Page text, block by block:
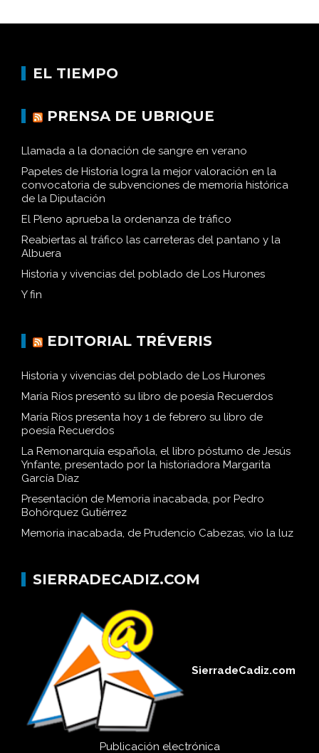
EL TIEMPO
PRENSA DE UBRIQUE
Llamada a la donación de sangre en verano
Papeles de Historia logra la mejor valoración en la
convocatoria de subvenciones de memoria histórica
de la Diputación
El Pleno aprueba la ordenanza de tráfico
Reabiertas al tráfico las carreteras del pantano y la
Albuera
Historia y vivencias del poblado de Los Hurones
Y fin
EDITORIAL TRÉVERIS
Historia y vivencias del poblado de Los Hurones
María Ríos presentó su libro de poesía Recuerdos
María Ríos presenta hoy 1 de febrero su libro de
poesía Recuerdos
La Remonarquía española, el libro póstumo de Jesús
Ynfante, presentado por la historiadora Margarita
García Díaz
Presentación de Memoria inacabada, por Pedro
Bohórquez Gutiérrez
Memoria inacabada, de Prudencio Cabezas, vio la luz
SIERRADECADIZ.COM
SierradeCadiz.com
Publicación electrónica